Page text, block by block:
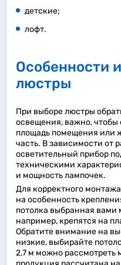
детские;
лофт.
Особенности
люстры
При выборе люстры
освещения, важно, чтобы
площадь помещения или
часть. В зависимости от
осветительный прибор
техническими
и мощность лампочек.
Для корректного
на особенность
потолка выбранная вами
например, крепятся на
Обратите внимание на
низкие, выбирайте
2,7 м можно рассмотреть